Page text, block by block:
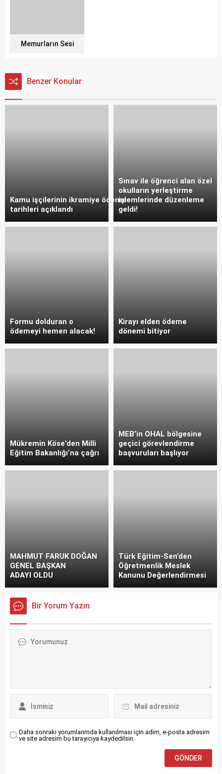
Memurların Sesi
Benzer Konular
Kamu işçilerinin ikramiye ödeme
tarihleri açıklandı
Sınav ile öğrenci alan özel
okulların yerleştirme
işlemlerinde düzenleme
geldi!
Formu dolduran o
ödemeyi hemen alacak!
Kirayı elden ödeme
dönemi bitiyor
Mükremin Köse’den Milli
Eğitim Bakanlığı’na çağrı
MEB’in OHAL bölgesine
geçici görevlendirme
başvuruları başlıyor
MAHMUT FARUK DOĞAN
GENEL BAŞKAN
ADAYI OLDU
Türk Eğitim-Sen’den
Öğretmenlik Meslek
Kanunu Değerlendirmesi
Bir Yorum Yazın
Daha sonraki yorumlarımda kullanılması için adım, e-posta adresim
ve site adresim bu tarayıcıya kaydedilsin.